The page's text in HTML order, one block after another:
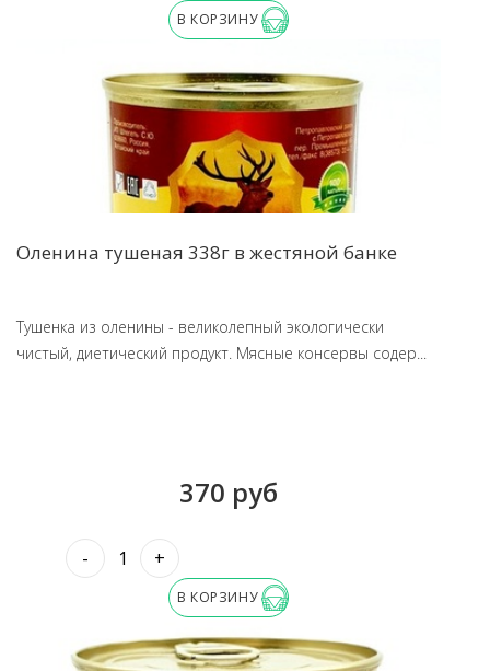
В КОРЗИНУ
Оленина тушеная 338г в жестяной банке
Тушенка из оленины - великолепный экологически
чистый, диетический продукт. Мясные консервы содер...
370 руб
- +
В КОРЗИНУ